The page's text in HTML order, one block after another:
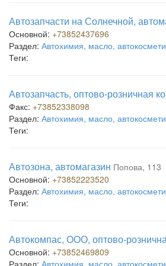
Автозапчасти на Солнечной,
Основной: +73852437696
Раздел: Автохимия, масло,
Теги:
Автозапчасть, оптово-розничная
Факс: +73852338098
Раздел: Автохимия, масло,
Теги:
Автозона, автомагазин Попова, 113
Основной: +73852223520
Раздел: Автохимия, масло,
Теги:
Автокомпас, ООО, оптово-
Основной: +73852469809
Раздел: Автохимия, масло,